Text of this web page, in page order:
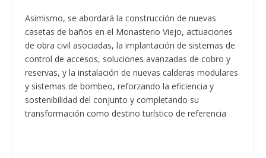
Asimismo, se abordará la construcción de nuevas
casetas de baños en el Monasterio Viejo, actuaciones
de obra civil asociadas, la implantación de sistemas de
control de accesos, soluciones avanzadas de cobro y
reservas, y la instalación de nuevas calderas modulares
y sistemas de bombeo, reforzando la eficiencia y
sostenibilidad del conjunto y completando su
transformación como destino turístico de referencia